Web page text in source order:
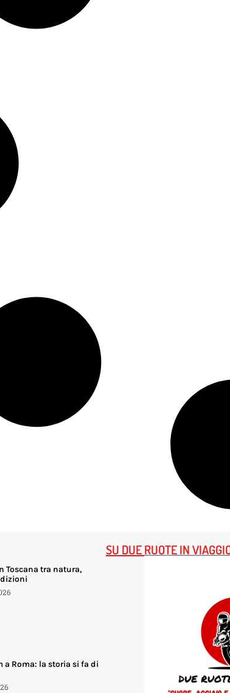
Toscana tra natura,
a Roma: la storia si fa di
SU DUE RUOTE IN